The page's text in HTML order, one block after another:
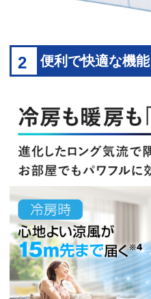
2 便利で快適な機能